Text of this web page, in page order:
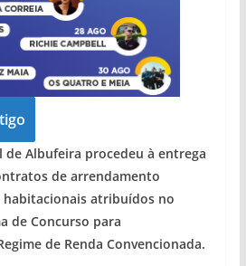
de Albufeira procedeu à entrega
de arrendamento
habitacionais atribuídos no
de Concurso para
de Renda Convencionada.